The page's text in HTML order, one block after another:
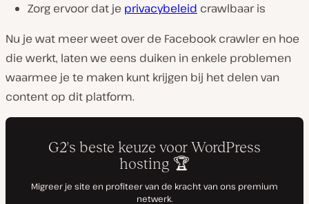
Zorg ervoor dat je privacybeleid crawlbaar is
Nu je wat meer weet over de Facebook crawler en hoe
die werkt, laten we eens duiken in enkele problemen
waarmee je te maken kunt krijgen bij het delen van
content op dit platform.